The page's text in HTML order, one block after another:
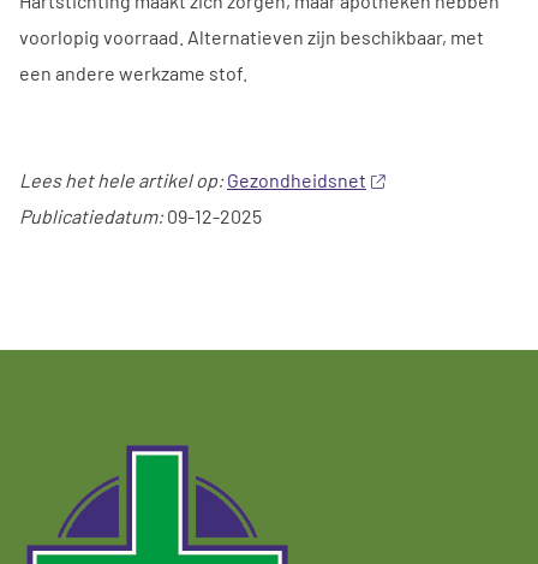
voorlopig voorraad. Alternatieven zijn beschikbaar, met
een andere werkzame stof.
Lees het hele artikel op: Gezondheidsnet
Publicatiedatum:09-12-2025